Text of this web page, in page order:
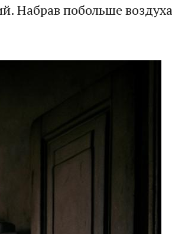
Набрав побольше воздуха